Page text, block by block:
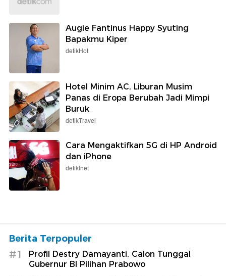
Augie Fantinus Happy Syuting
Bapakmu Kiper
detikHot
Hotel Minim AC, Liburan Musim
Panas di Eropa Berubah Jadi Mimpi
Buruk
detikTravel
Cara Mengaktifkan 5G di HP Android
dan iPhone
detikInet
Berita Terpopuler
#1
Profil Destry Damayanti, Calon Tunggal
Gubernur BI Pilihan Prabowo